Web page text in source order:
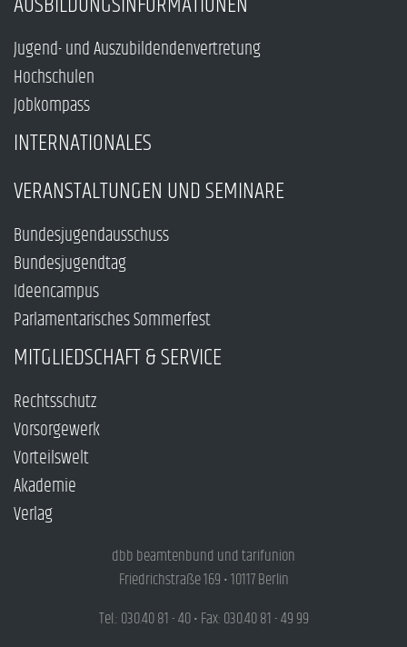
Jugend- und Auszubildendenvertretung
Hochschulen
Jobkompass
INTERNATIONALES
VERANSTALTUNGEN UND SEMINARE
Bundesjugendausschuss
Bundesjugendtag
Ideencampus
Parlamentarisches Sommerfest
MITGLIEDSCHAFT & SERVICE
Rechtsschutz
Vorsorgewerk
Vorteilswelt
Akademie
Verlag
dbb beamtenbund und tarifunion
Friedrichstraße 169 • 10117 Berlin
Tel.: 030.40 81 - 40 • Fax: 030.40 81 - 49 99